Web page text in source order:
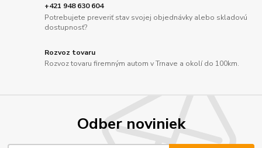
+421 948 630 604
Potrebujete preveriť stav svojej objednávky alebo skladovú
dostupnosť?
Rozvoz tovaru
Rozvoz tovaru firemným autom v Trnave a okolí do 100km.
Odber noviniek